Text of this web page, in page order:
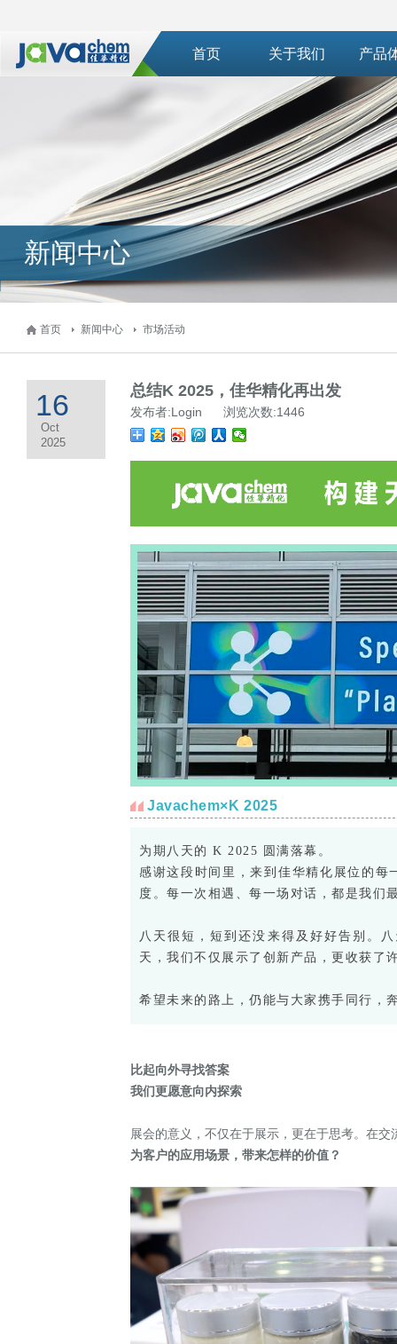
首页 关于我们 产品
新闻中心
首页 新闻中心 市场活动
16
Oct
2025
总结K 2025，佳华精化再出发
发布者:Login 浏览次数:1446
Javachem×K 2025
为期八天的 K 2025 圆满落幕。
感谢这段时间里，来到佳华精化展位的
度。每一次相遇、每一场对话，都是我们
八天很短，短到还没来得及好好告别。
天，我们不仅展示了创新产品，更收获了
希望未来的路上，仍能与大家携手同行，
比起向外寻找答案
我们更愿意向内探索
展会的意义，不仅在于展示，更在于思考。在
为客户的应用场景，带来怎样的价值？